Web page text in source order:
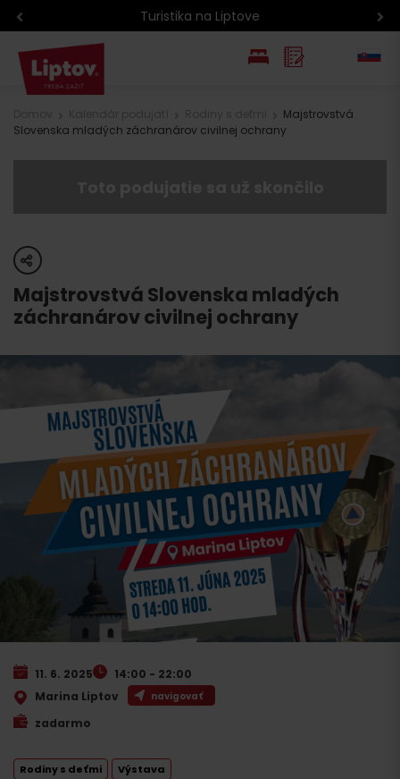
Turistika na Liptove
Majstrovstvá
Slovenska mladých záchranárov civilnej ochrany
share
Majstrovstvá Slovenska mladých
záchranárov civilnej ochrany
11. 6. 2025
14:00 - 22:00
Marina Liptov
navigovať
zadarmo
Rodiny s deťmi Výstava